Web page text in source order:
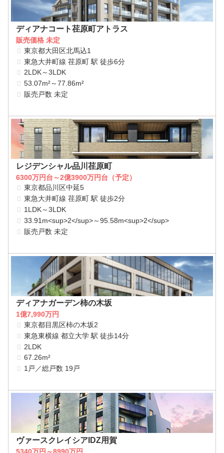
ディアナコート荏原町アトラス
販売価格 未定
東京都大田区北馬込1
東急大井町線 荏原町 駅 徒歩6分
2LDK～3LDK
53.07m²～77.86m²
販売戸数 未定
レジデンシャル品川荏原町
6300万円台～2億3900万円台（予定）
東京都品川区中延5
東急大井町線 荏原町 駅 徒歩2分
1LDK～3LDK
33.91m<sup>2</sup>～95.58m<sup>2</sup>
販売戸数 未定
ディアナガーデン柿の木坂
1億7,990万円
東京都目黒区柿の木坂2
東急東横線 都立大学 駅 徒歩14分
2LDK
67.26m²
1戸／総戸数 19戸
ヴァースクレイシアIDZ用賀
5340万円～8990万円